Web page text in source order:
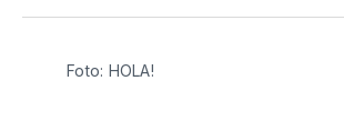
TwitterFacebook
LinkedIn
Email
Foto: HOLA!